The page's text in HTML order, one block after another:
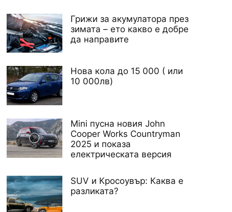
Грижи за акумулатора през
зимата – ето какво е добре
да направите
Нова кола до 15 000 ( или
10 000лв)
Mini пусна новия John
Cooper Works Countryman
2025 и показа
електрическата версия
SUV и Кросоувър: Каква е
разликата?